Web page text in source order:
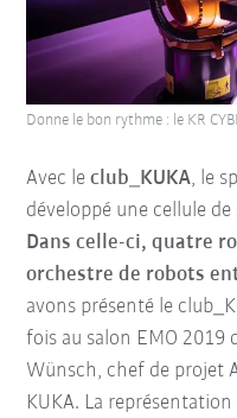
Avec leclub_KUKA, le
développé une cellule
Dans celle-ci, quatre
orchestre de robots
avons présenté le
fois au salon EMO 2019
Wünsch, chef de projet
KUKA. La
Donne le bon rythme : le KR